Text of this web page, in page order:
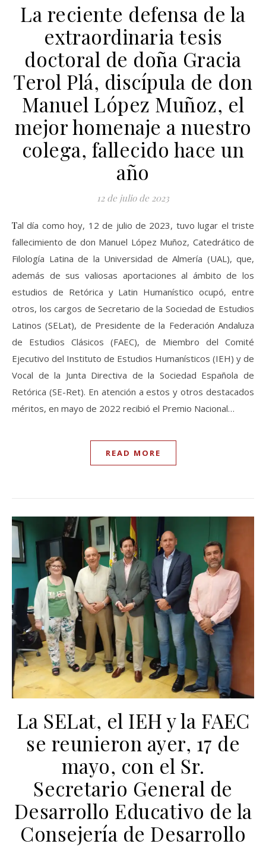
La reciente defensa de la
extraordinaria tesis
doctoral de doña Gracia
Terol Plá, discípula de don
Manuel López Muñoz, el
mejor homenaje a nuestro
colega, fallecido hace un
año
12 de julio de 2023
Tal día como hoy, 12 de julio de 2023, tuvo lugar el triste
fallecimiento de don Manuel López Muñoz, Catedrático de
Filología Latina de la Universidad de Almería (UAL), que,
además de sus valiosas aportaciones al ámbito de los
estudios de Retórica y Latin Humanístico ocupó, entre
otros, los cargos de Secretario de la Sociedad de Estudios
Latinos (SELat), de Presidente de la Federación Andaluza
de Estudios Clásicos (FAEC), de Miembro del Comité
Ejecutivo del Instituto de Estudios Humanísticos (IEH) y de
Vocal de la Junta Directiva de la Sociedad Española de
Retórica (SE-Ret). En atención a estos y otros destacados
méritos, en mayo de 2022 recibió el Premio Nacional…
READ MORE
La SELat, el IEH y la FAEC
se reunieron ayer, 17 de
mayo, con el Sr.
Secretario General de
Desarrollo Educativo de la
Consejería de Desarrollo